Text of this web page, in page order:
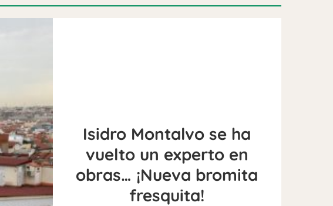
Isidro Montalvo se ha
vuelto un experto en
obras… ¡Nueva bromita
fresquita!